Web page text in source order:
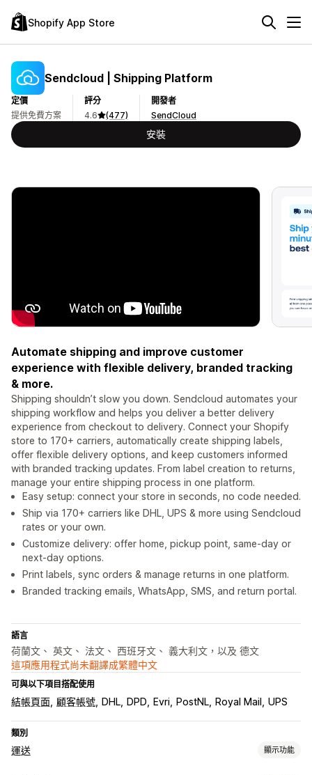
Shopify App Store
Sendcloud | Shipping Platform
定價
提供免費方案
評分
4.6
(477)
開發者
SendCloud
安裝
Automate shipping and improve customer
experience with flexible delivery, branded tracking
& more.
Shipping shouldn’t slow you down. Sendcloud automates your
shipping workflow and helps you deliver a better delivery
experience from checkout to delivery. Connect your Shopify
store to 170+ carriers, automatically create shipping labels,
offer flexible delivery options, and keep customers informed
with branded tracking updates. From label creation to returns,
manage your entire shipping process in one platform.
Easy setup: connect your store in seconds, no code needed.
Ship via 170+ carriers like DHL, UPS & more using Sendcloud
rates or your own.
Customize delivery: offer home, pickup point, same-day or
next-day options.
Print labels, sync orders & manage returns in one platform.
Branded tracking emails, WhatsApp, SMS, and return portal.
語言
荷蘭文、 英文、 法文、 西班牙文、 義大利文，以及 德文
這項應用程式尚未翻譯成繁體中文
可與以下項目搭配使用
結帳頁面 顧客帳號 DHL DPD Evri PostNL Royal Mail UPS
類別
運送 顯示功能